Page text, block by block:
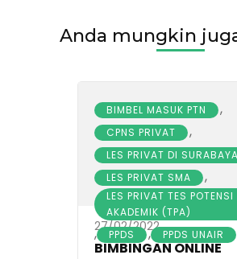
Anda mungkin
BIMBEL MASUK PTN ,
CPNS PRIVAT ,
LES PRIVAT DI SURABAYA
LES PRIVAT SMA ,
LES PRIVAT TES POTENSI
AKADEMIK (TPA)
, PPDS , PPDS UNAIR
27/02/2022
BIMBINGAN ONLINE